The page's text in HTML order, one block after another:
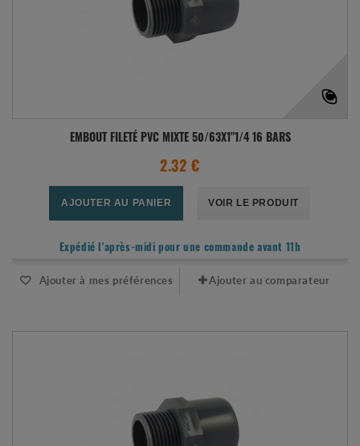
EMBOUT FILETÉ PVC MIXTE 50/63X1"1/4 16 BARS
2.32 €
AJOUTER AU PANIER VOIR LE PRODUIT
Expédié l'après-midi pour une commande avant 11h
Ajouter à mes préférences Ajouter au comparateur